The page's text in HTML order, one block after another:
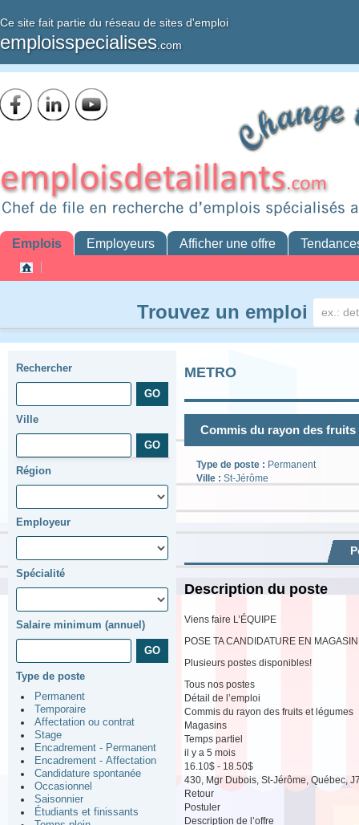
Ce site fait partie du réseau de sites d'emploi
emploisspecialises .com
Emplois Employeurs Afficher une offre
Trouvez un emploi
Rechercher
Ville
Région
Employeur
Spécialité
Salaire minimum (annuel)
Type de poste
Permanent
Temporaire
Affectation ou contrat
Stage
Encadrement - Permanent
Encadrement - Affectation
Candidature spontanée
Occasionnel
Saisonnier
Étudiants et finissants
METRO
Commis du rayon des
Type de poste : Permanent
Ville : St-Jérôme
Description du poste
Viens faire L’ÉQUIPE
POSE TA CANDIDATURE EN
Plusieurs postes disponibles!
Tous nos postes
Détail de l’emploi
Commis du rayon des fruits et légumes
Magasins
Temps partiel
il y a 5 mois
16.10$ - 18.50$
430, Mgr Dubois, St-Jérôme, Québec,
Retour
Postuler
Description de l’offre